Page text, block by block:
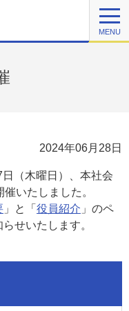
MENU
2024年06月28日
（木曜日）、本社会
いたしました。
」と「 役員紹介 」のペ
せいたします。